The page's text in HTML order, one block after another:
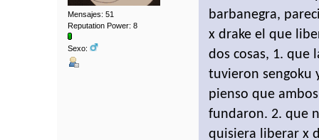
Mensajes: 51
Reputation Power: 8
Sexo:
barbanegra,
x drake el que
dos cosas, 1. que
tuvieron sengoku
pienso que
fundaron. 2. que
quisiera liberar x